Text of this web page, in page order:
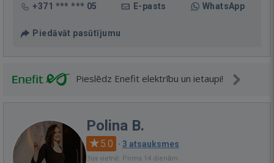
+371 *** *** 05 E-pasts WhatsApp
Piedāvāt pasūtījumu
Pieslēdz Enefit elektrību un ietaupi!
Polina B.
5.0 · 3 atsauksmes
Bija vietnē: Pirms 14 dienām